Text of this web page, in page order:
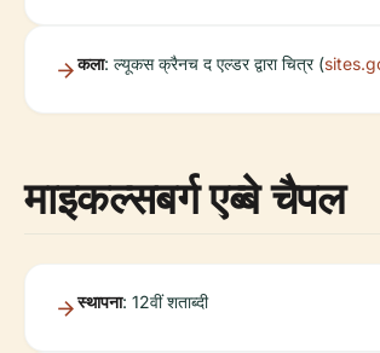
कला: ल्यूकस क्रैनच द एल्डर द्वारा चित्र (
माइकल्सबर्ग एब्बे चैपल
स्थापना: 12वीं शताब्दी